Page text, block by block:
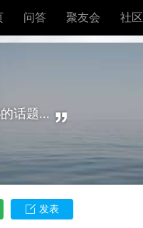
问答 聚友会 社区
话题...
发表